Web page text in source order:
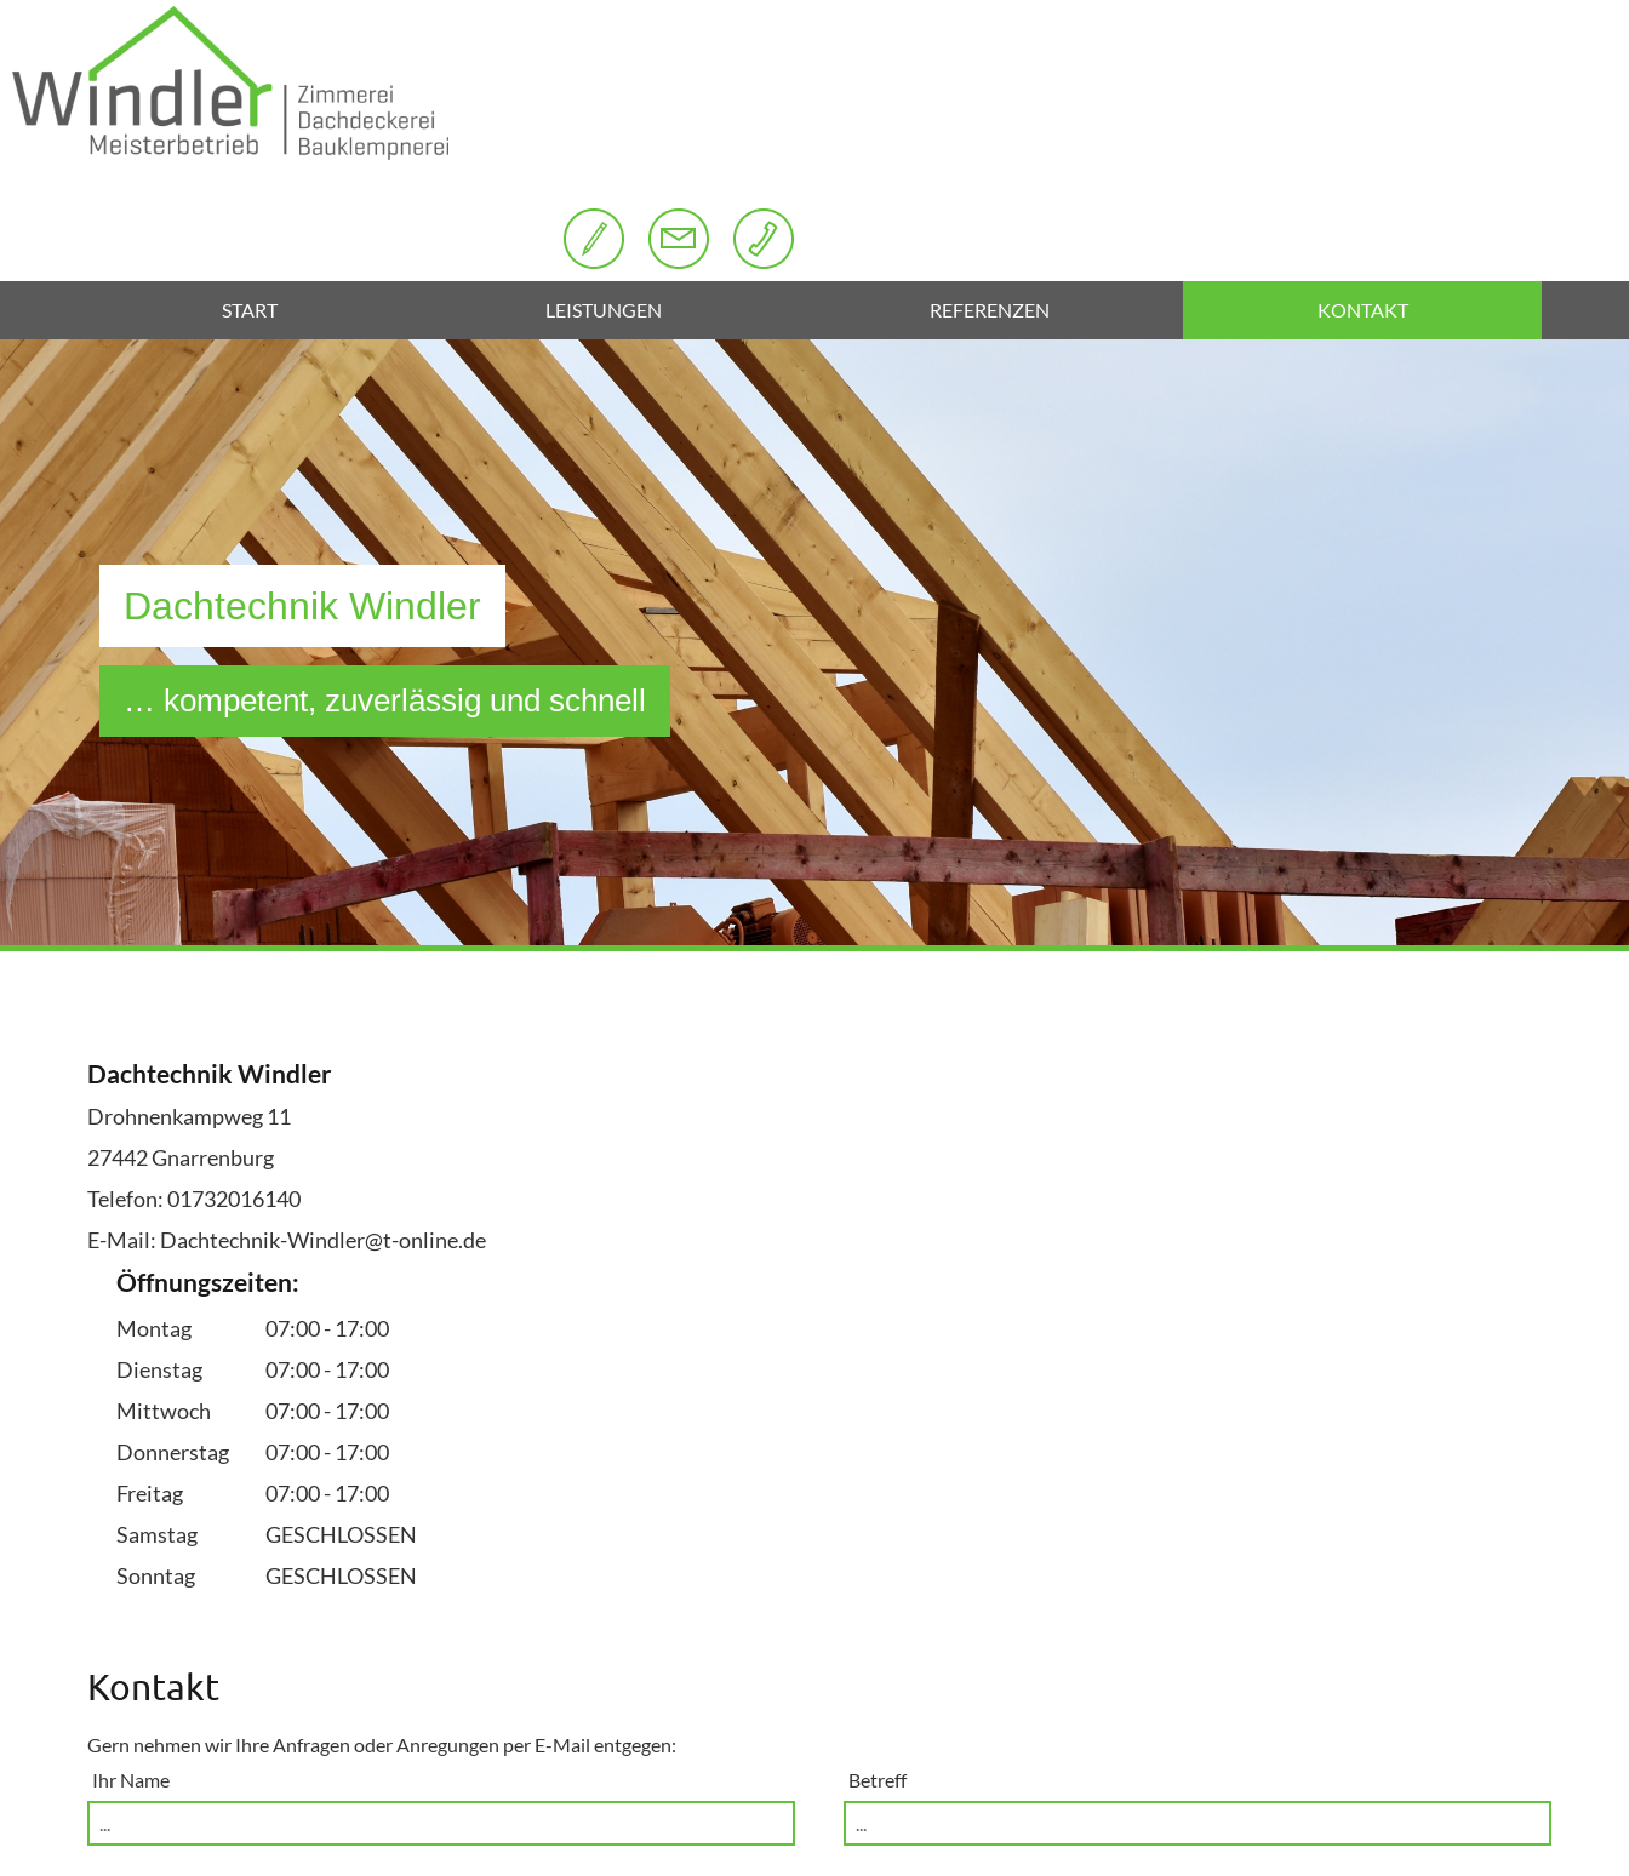
START LEISTUNGEN REFERENZEN KONTAKT
Dachtechnik Windler
… kompetent, zuverlässig und schnell
Dachtechnik Windler
Drohnenkampweg 11
27442 Gnarrenburg
Telefon: 01732016140
E-Mail: Dachtechnik-Windler@t-online.de
Öffnungszeiten:
Montag
07:00 - 17:00
Dienstag
07:00 - 17:00
Mittwoch
07:00 - 17:00
Donnerstag
07:00 - 17:00
Freitag
07:00 - 17:00
Samstag
GESCHLOSSEN
Sonntag
GESCHLOSSEN
Kontakt
Gern nehmen wir Ihre Anfragen oder Anregungen per E-Mail entgegen:
Ihr Name
Betreff